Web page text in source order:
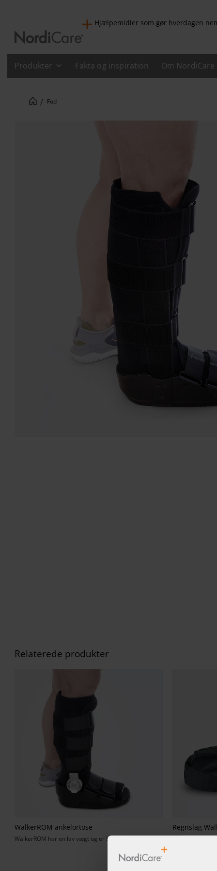
Hjælpemidler som gør hverdagen
Produkter Fakta og inspiration Om NordiCare
Fod
Relaterede produkter
WalkerROM ankelortose
WalkerROM har en lav vægt og er brugervenlig.
Regnslag